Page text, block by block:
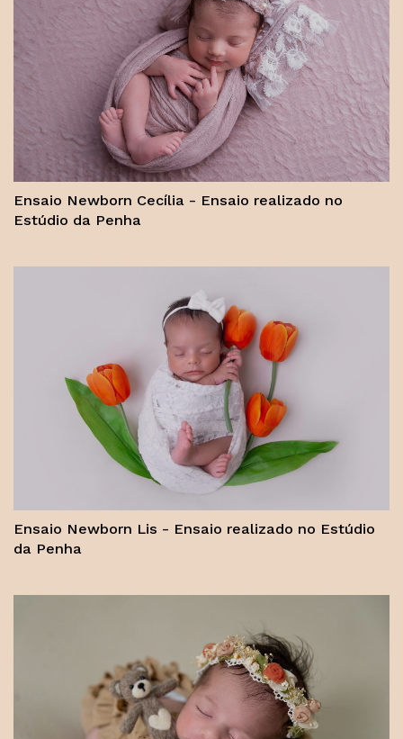
Ensaio Newborn Cecília - Ensaio realizado no
Estúdio da Penha
Ensaio Newborn Lis - Ensaio realizado no Estúdio
da Penha